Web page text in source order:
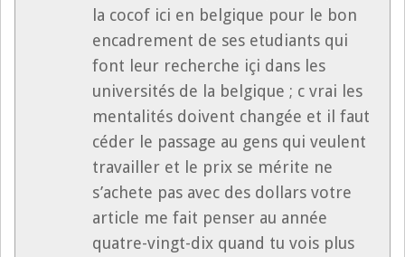
la cocof ici en belgique pour le bon
encadrement de ses etudiants qui
font leur recherche içi dans les
universités de la belgique ; c vrai les
mentalités doivent changée et il faut
céder le passage au gens qui veulent
travailler et le prix se mérite ne
s’achete pas avec des dollars votre
article me fait penser au année
quatre-vingt-dix quand tu vois plus